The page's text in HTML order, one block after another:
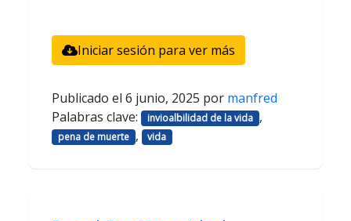
Iniciar sesión para ver más
Publicado el 6 junio, 2025 por manfred
Palabras clave:
invioalbilidad de la vida ,
pena de muerte , vida